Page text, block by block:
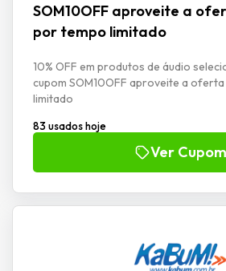
SOM10OFF aproveite a
por tempo limitado
10% OFF em produtos de áudio
cupom SOM10OFF aproveite a
limitado
83 usados hoje
Ver Cupom